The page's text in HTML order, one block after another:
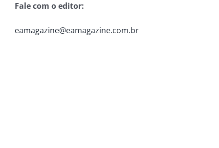
Fale com o editor:
eamagazine@eamagazine.com.br